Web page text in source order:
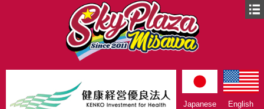
Japanese English